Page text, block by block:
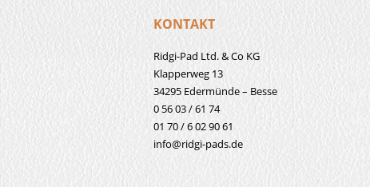
KONTAKT
Ridgi-Pad Ltd. & Co KG
Klapperweg 13
34295 Edermünde – Besse
0 56 03 / 61 74
01 70 / 6 02 90 61
info@ridgi-pads.de